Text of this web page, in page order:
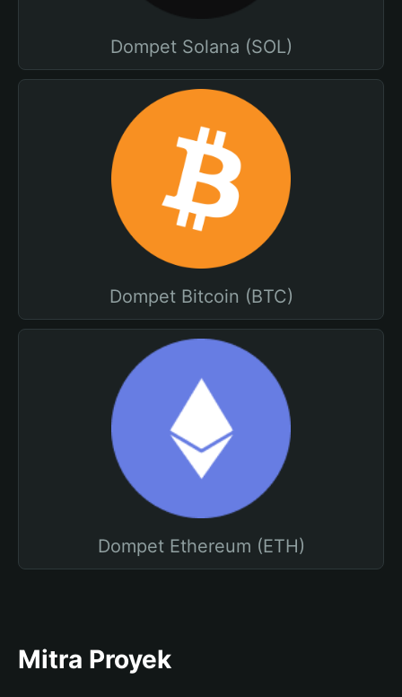
Dompet Solana (SOL)
Dompet Bitcoin (BTC)
Dompet Ethereum (ETH)
Mitra Proyek